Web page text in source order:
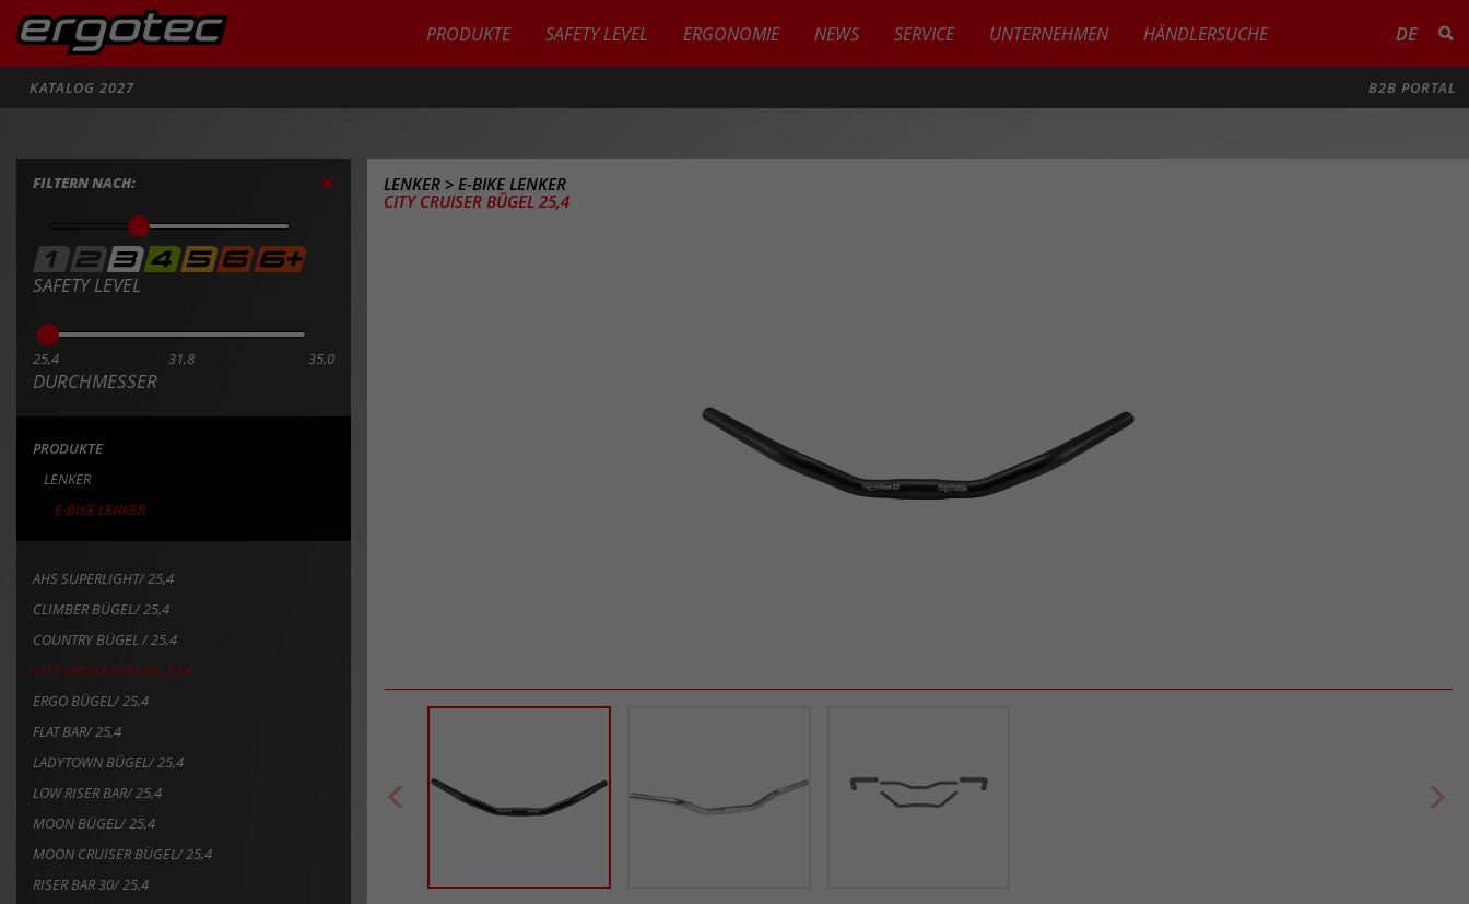
PRODUKTE SAFETY LEVEL ERGONOMIE NEWS SERVICE UNTERNEHMEN HÄNDLERSUCHE DE
KATALOG 2027 B2B PORTAL
FILTERN NACH:
SAFETY LEVEL
25,4 31,8 35,0
DURCHMESSER
PRODUKTE
LENKER
E-BIKE LENKER
AHS SUPERLIGHT/ 25,4
CLIMBER BÜGEL/ 25,4
COUNTRY BÜGEL / 25,4
CITY CRUISER BÜGEL 25,4
ERGO BÜGEL/ 25,4
FLAT BAR/ 25,4
LADYTOWN BÜGEL/ 25,4
LOW RISER BAR/ 25,4
MOON BÜGEL/ 25,4
MOON CRUISER BÜGEL/ 25,4
RISER BAR 30/ 25,4
LENKER > E-BIKE LENKER
CITY CRUISER BÜGEL 25,4